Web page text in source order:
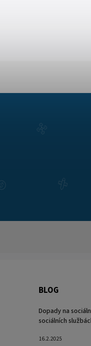
BLOG
Dopady na
sociálních
16.2.2025